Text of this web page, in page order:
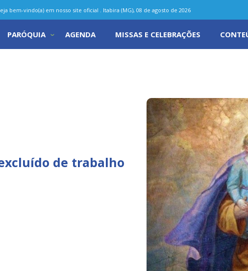
bem-vindo(a) em nosso site oficial . Itabira (MG), 08 de agosto de 2026
PARÓQUIA AGENDA MISSAS E CELEBRAÇÕES
de trabalho